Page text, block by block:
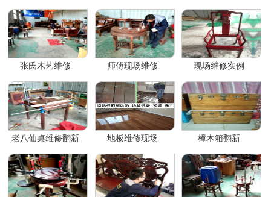
张氏木艺维修 师傅现场维修 现场维修实例
老八仙桌维修翻新 地板维修现场 樟木箱翻新